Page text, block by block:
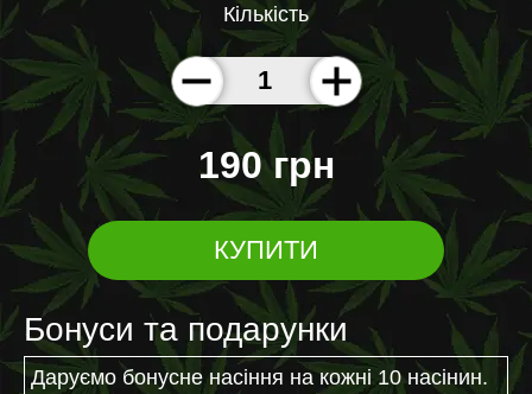
Кількість
190 грн
КУПИТИ
Бонуси та подарунки
Даруємо бонусне насіння на кожні 10 насінин.